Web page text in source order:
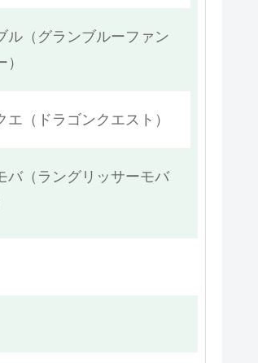
ル（グランブルーファン
エ（ドラゴンクエスト）
バ（ラングリッサーモバ